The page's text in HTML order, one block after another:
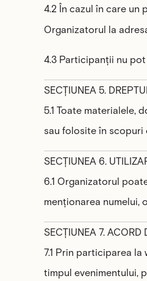
4.2 În cazul în care
Organizatorul la
4.3 Participanții nu
SECȚIUNEA 5.
5.1 Toate materialele,
sau folosite în scopuri
SECȚIUNEA 6.
6.1 Organizatorul
menționarea numelui,
SECȚIUNEA 7. ACORD
7.1 Prin participarea
timpul evenimentului,